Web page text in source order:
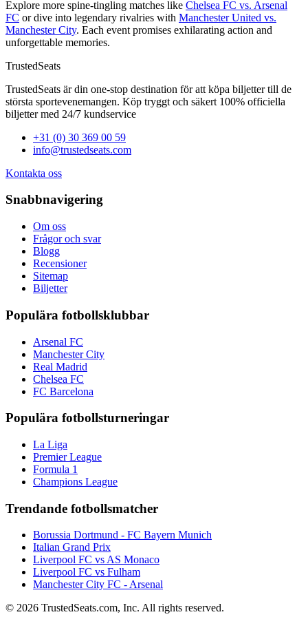
Explore more spine-tingling matches like Chelsea FC vs. Arsenal
FC or dive into legendary rivalries with Manchester United vs.
Manchester City. Each event promises exhilarating action and
unforgettable memories.
TrustedSeats
TrustedSeats är din one-stop destination för att köpa biljetter till de
största sportevenemangen. Köp tryggt och säkert 100% officiella
biljetter med 24/7 kundservice
+31 (0) 30 369 00 59
info@trustedseats.com
Kontakta oss
Snabbnavigering
Om oss
Frågor och svar
Blogg
Recensioner
Sitemap
Biljetter
Populära fotbollsklubbar
Arsenal FC
Manchester City
Real Madrid
Chelsea FC
FC Barcelona
Populära fotbollsturneringar
La Liga
Premier League
Formula 1
Champions League
Trendande fotbollsmatcher
Borussia Dortmund - FC Bayern Munich
Italian Grand Prix
Liverpool FC vs AS Monaco
Liverpool FC vs Fulham
Manchester City FC - Arsenal
© 2026 TrustedSeats.com, Inc. All rights reserved.